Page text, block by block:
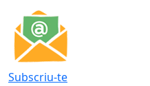
Subscriu-te